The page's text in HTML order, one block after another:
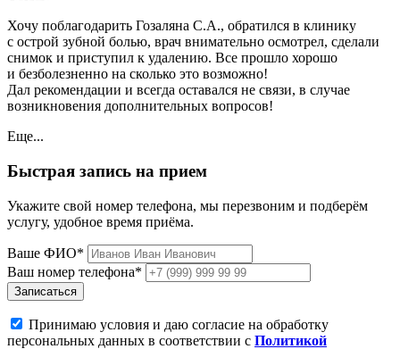
Хочу поблагодарить Гозаляна С.А., обратился в клинику
с острой зубной болью, врач внимательно осмотрел, сделали
снимок и приступил к удалению. Все прошло хорошо
и безболезненно на сколько это возможно!
Дал рекомендации и всегда оставался не связи, в случае
возникновения дополнительных вопросов!
Еще...
Быстрая запись на прием
Укажите свой номер телефона, мы перезвоним и подберём
услугу, удобное время приёма.
Ваше ФИО*
Ваш номер телефона*
Записаться
Принимаю условия и даю согласие на обработку
персональных данных в соответствии с Политикой